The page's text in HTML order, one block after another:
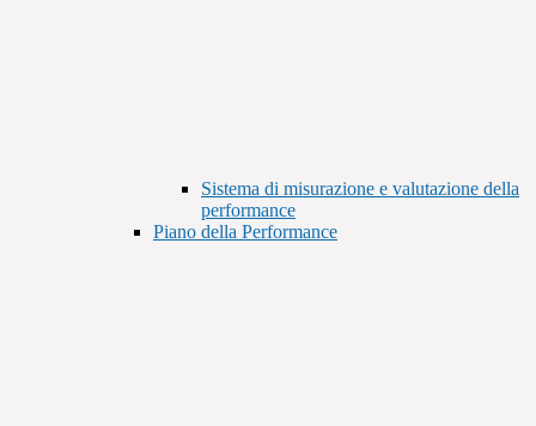
Sistema di misurazione e valutazione della
performance
Piano della Performance